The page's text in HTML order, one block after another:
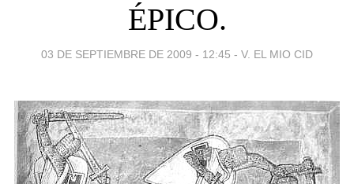
ÉPICO.
03 DE SEPTIEMBRE DE 2009 - 12:45 - V. EL MIO CID